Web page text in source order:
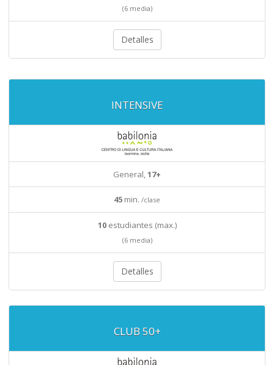
(6 media)
Detalles
INTENSIVE
General,17+
45 min. /clase
10estudiantes (max.)
(6 media)
Detalles
CLUB 50+